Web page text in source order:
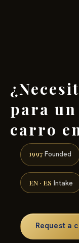
para
carro
1997 Founded
EN · ES Intake
Request a